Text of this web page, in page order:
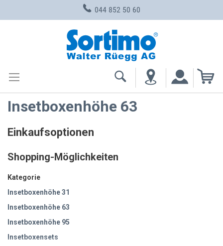
044 852 50 60
Insetboxenhöhe 63
Einkaufsoptionen
Shopping-Möglichkeiten
Kategorie
Insetboxenhöhe 31
Insetboxenhöhe 63
Insetboxenhöhe 95
Insetboxensets